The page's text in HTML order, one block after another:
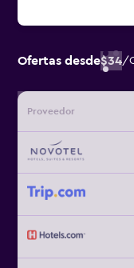
Ofertas desde$34/
Proveedor